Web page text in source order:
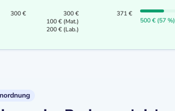
300 €
300 €
100 € (Mat.)
200 € (Lab.)
371 €
500 € (57 %)